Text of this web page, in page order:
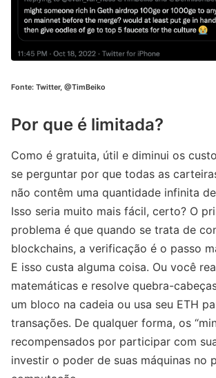
Fonte: Twitter, @TimBeiko
Por que é limitada?
Como é gratuita, útil e diminui os
se perguntar por que todas as
não contêm uma quantidade infinita
Isso seria muito mais fácil, certo? O
problema é que quando se trata de
blockchains, a verificação é o passo
E isso custa alguma coisa. Ou você
matemáticas e resolve quebra-
um bloco na cadeia ou usa seu ETH
transações. De qualquer forma, os
recompensados por participar com
investir o poder de suas máquinas no